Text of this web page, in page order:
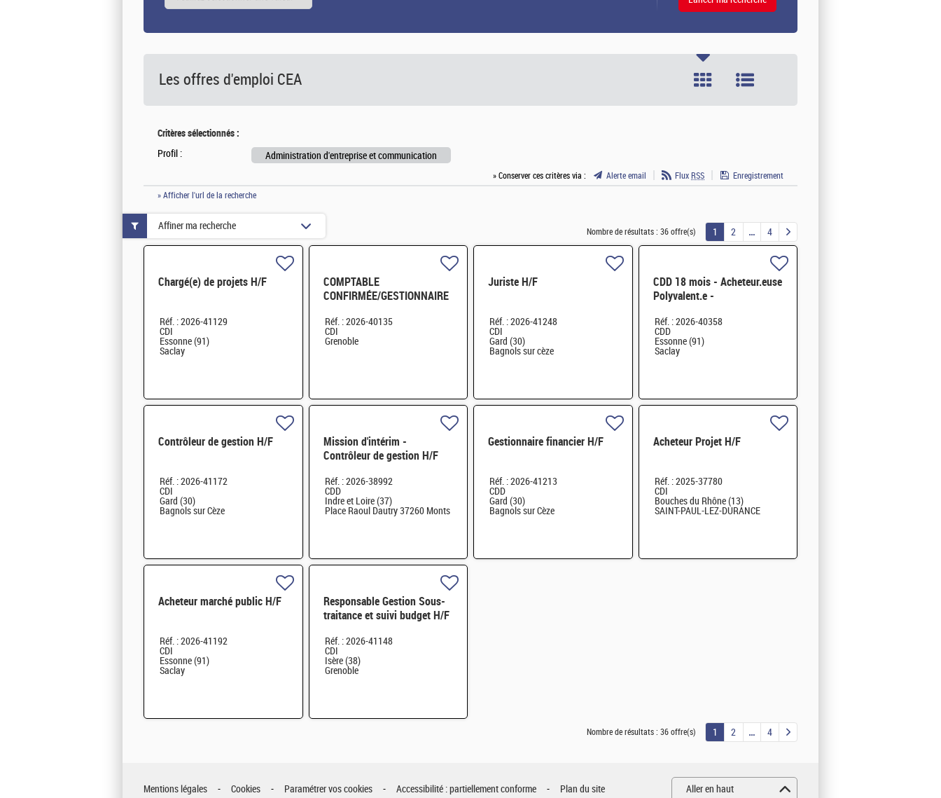
Les offres d'emploi CEA
Critères sélectionnés :
Profil : Administration d'entreprise et communication
» Conserver ces critères via : Alerte email Flux RSS
Enregistrement
» Afficher l'url de la recherche
Nombre de résultats : 36 offre(s) 1 2 4
Chargé(e) de projets H/F
Réf. : 2026-41129
CDI
Essonne (91)
Saclay
COMPTABLE
CONFIRMÉE/GESTIONNAIRE
Réf. : 2026-40135
CDI
Grenoble
Juriste H/F
Réf. : 2026-41248
CDI
Gard (30)
Bagnols sur cèze
CDD 18 mois - Acheteur.euse
Polyvalent.e -
l'Echelon Central H/F
Réf. : 2026-40358
CDD
Essonne (91)
Saclay
Contrôleur de gestion H/F
Réf. : 2026-41172
CDI
Gard (30)
Bagnols sur Cèze
Mission d'intérim -
Contrôleur de gestion H/F
Réf. : 2026-38992
CDD
Indre et Loire (37)
Place Raoul Dautry 37260 Monts
Gestionnaire financier H/F
Réf. : 2026-41213
CDD
Gard (30)
Bagnols sur Cèze
Acheteur Projet H/F
Réf. : 2025-37780
CDI
Bouches du Rhône (13)
SAINT-PAUL-LEZ-DURANCE
Acheteur marché public H/F
Réf. : 2026-41192
CDI
Essonne (91)
Saclay
Responsable Gestion Sous-
traitance et suivi budget H/F
Réf. : 2026-41148
CDI
Isère (38)
Grenoble
Affiner ma recherche
Nombre de résultats : 36 offre(s) 1 2 4
Mentions légales Cookies Paramétrer vos cookies Accessibilité : partiellement conforme Plan du site Aller en haut